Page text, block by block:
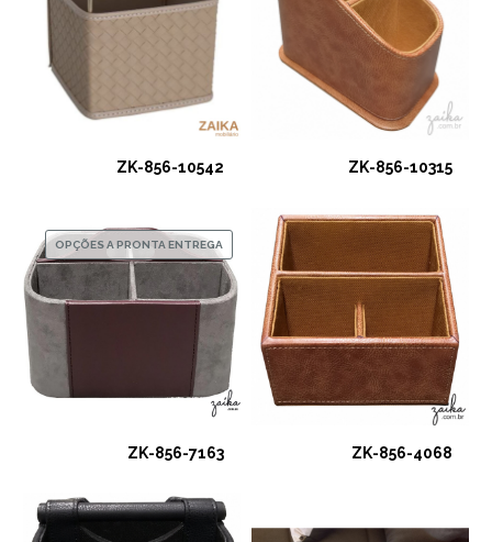
ZK-856-10542 ZK-856-10315
OPÇÕES A PRONTA ENTREGA
ZK-856-7163 ZK-856-4068